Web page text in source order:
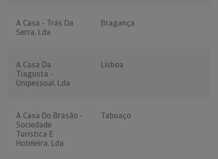
A Casa - Trás Da
Serra, Lda
Bragança
A Casa Da
Tiagusta -
Unipessoal, Lda
Lisboa
A Casa Do Brasão -
Sociedade
Turistica E
Hoteleira, Lda
Tabuaço